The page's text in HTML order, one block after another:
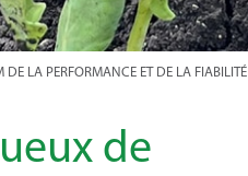
DE LA PERFORMANCE ET DE LA FIABILITÉ
de